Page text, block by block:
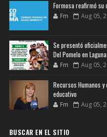
Formosa reafirmó su
Fm Aug 05,
Se presentó
Del Pomelo en
Fm Aug 05,
Recursos Humanos
educativo
Fm Aug 05,
BUSCAR EN EL SITIO